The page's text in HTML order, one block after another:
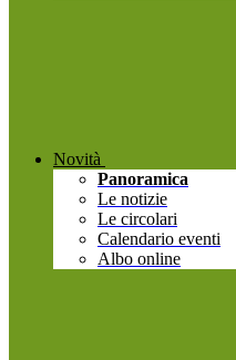
Novità
Panoramica
Le notizie
Le circolari
Calendario eventi
Albo online